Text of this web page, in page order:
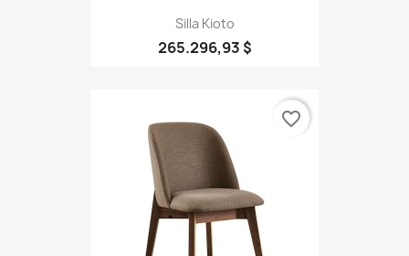
Silla Kioto
265.296,93 $
favorite_border